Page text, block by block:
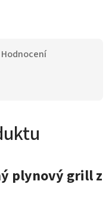
Hodnocení
plynový grill z